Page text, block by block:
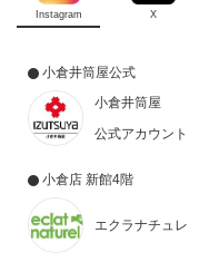
Instagram X
小倉井筒屋公式
小倉井筒屋
公式アカウント
小倉店 新館4階
エクラナチュレ